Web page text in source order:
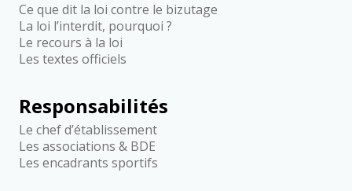
Ce que dit la loi contre le bizutage
La loi l’interdit, pourquoi ?
Le recours à la loi
Les textes officiels
Responsabilités
Le chef d’établissement
Les associations & BDE
Les encadrants sportifs